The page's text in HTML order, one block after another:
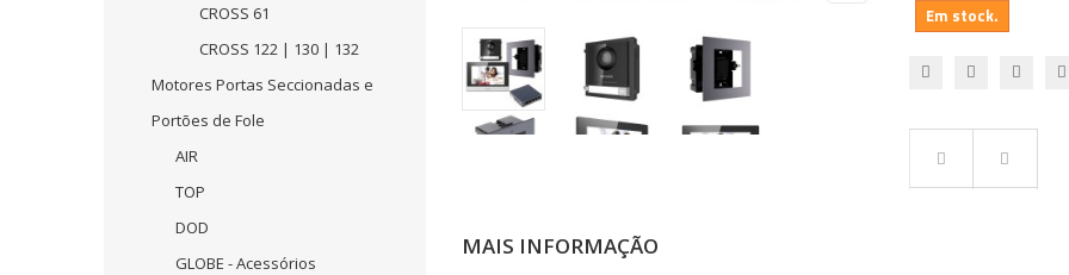
CROSS 61
CROSS 122 | 130 | 132
Motores Portas Seccionadas e
Portões de Fole
AIR
TOP
DOD
GLOBE - Acessórios
Em stock.
MAIS INFORMAÇÃO